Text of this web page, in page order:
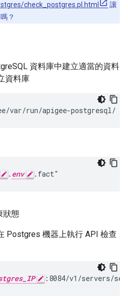
check_postgres.pl.html
讓
？
資料庫中建立適當的資料
資料庫
var/run/apigee-postgresql/ -
. env .fact"
狀態
Postgres 機器上執行 API 檢查
:8084/v1/servers/